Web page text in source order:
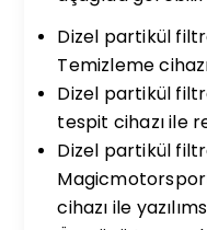
Dizel partikül
Temizleme
Dizel partikül
tespit cihazı ile
Dizel partikül
cihazı ile